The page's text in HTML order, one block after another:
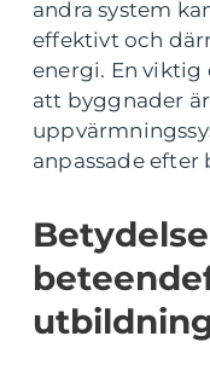
andra system
effektivt och
energi. En viktig
att byggnader
anpassade efter